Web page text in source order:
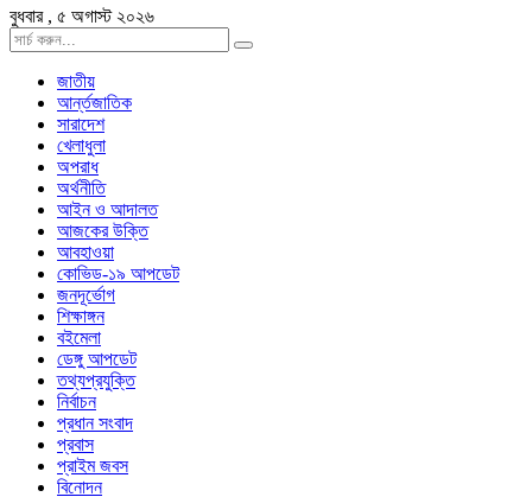
বুধবার , ৫ অগাস্ট ২০২৬
জাতীয়
আর্ন্তজাতিক
সারাদেশ
খেলাধুলা
অপরাধ
অর্থনীতি
আইন ও আদালত
আজকের উক্তি
আবহাওয়া
কোভিড-১৯ আপডেট
জনদূর্ভোগ
শিক্ষাঙ্গন
বইমেলা
ডেঙ্গু আপডেট
তথ্যপ্রযুক্তি
নির্বাচন
প্রধান সংবাদ
প্রবাস
প্রাইম জবস
বিনোদন